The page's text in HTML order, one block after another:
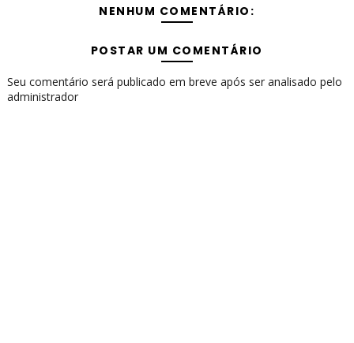
NENHUM COMENTÁRIO:
POSTAR UM COMENTÁRIO
Seu comentário será publicado em breve após ser analisado pelo
administrador